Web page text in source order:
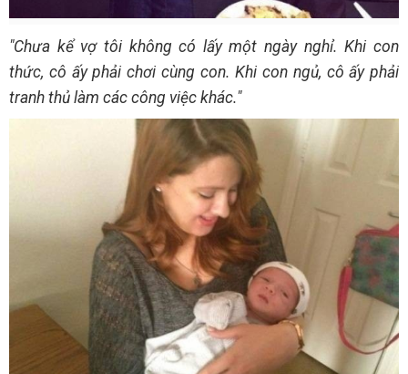
"Chưa kể vợ tôi không có lấy một ngày nghỉ. Khi con
thức, cô ấy phải chơi cùng con. Khi con ngủ, cô ấy phải
tranh thủ làm các công việc khác."